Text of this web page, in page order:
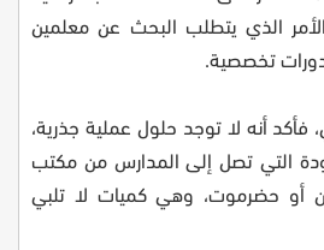
الذي يتطلب البحث عن معلمين
تخصصية.
فأكد أنه لا توجد حلول عملية جذرية،
التي تصل إلى المدارس من مكتب
أو حضرموت، وهي كميات لا تلبي